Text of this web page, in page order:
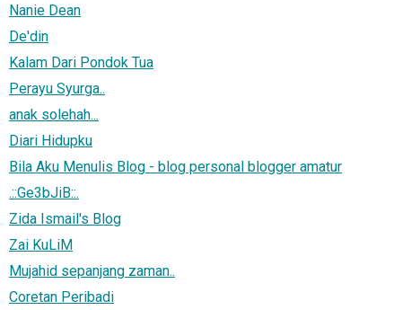
Nanie Dean
De'din
Kalam Dari Pondok Tua
Perayu Syurga..
anak solehah...
Diari Hidupku
Bila Aku Menulis Blog - blog personal blogger amatur
.::Ge3bJiB::.
Zida Ismail's Blog
Zai KuLiM
Mujahid sepanjang zaman..
Coretan Peribadi